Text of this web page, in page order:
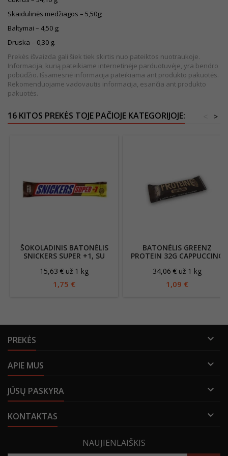
Skaidulinės medžiagos – 5,50g;
Baltymai – 4,50 g;
Druska – 0,30 g.
Prekės išvaizda gali šiek tiek skirtis nuo pateiktos nuotraukoje.
Informacija, kurią pateikiame internetinėje parduotuvėje, yra bendro
pobūdžio. Išsamesnė informacija pateikiama ant produkto pakuotės.
Rekomenduojame vadovautis informacija, esančia ant produkto
pakuotės.
16 KITOS PREKĖS TOJE PAČIOJE KATEGORIJOJE: >
ŠOKOLADINIS BATONĖLIS
SNICKERS SUPER +1, SU
ĮDARU IR ŽEMĖS RIEŠ.,
112.5G
15,63 € už 1 kg
1,75 €
BATONĖLIS GREENZ
PROTEIN 32G CAPPUCCINO
34,06 € už 1 kg
1,09 €
PREKĖS 
APIE MUS 
JŪSŲ PASKYRA 
KONTAKTAS 
NAUJIENLAIŠKIS